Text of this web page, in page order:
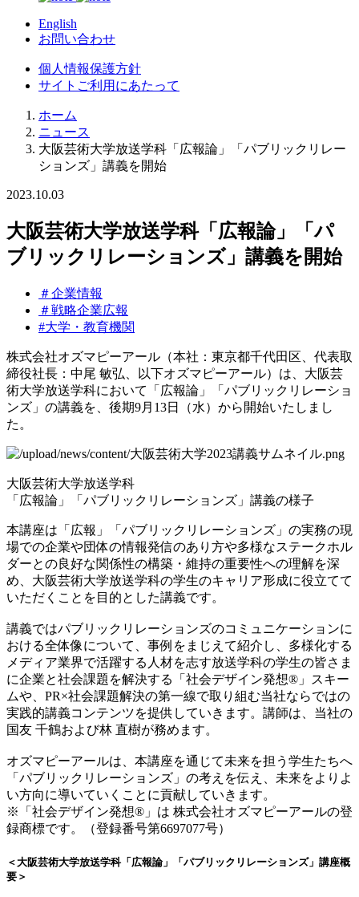
English
お問い合わせ
個人情報保護方針
サイトご利用にあたって
ホーム
ニュース
大阪芸術大学放送学科「広報論」「パブリックリレー
ションズ」講義を開始
2023.10.03
大阪芸術大学放送学科「広報論」「パ
ブリックリレーションズ」講義を開始
＃企業情報
＃戦略企業広報
#大学・教育機関
株式会社オズマピーアール（本社：東京都千代田区、代表取
締役社長：中尾 敏弘、以下オズマピーアール）は、大阪芸
術大学放送学科において「広報論」「パブリックリレーショ
ンズ」の講義を、後期9月13日（水）から開始いたしまし
た。
大阪芸術大学放送学科
「広報論」「パブリックリレーションズ」講義の様子
本講座は「広報」「パブリックリレーションズ」の実務の現
場での企業や団体の情報発信のあり方や多様なステークホル
ダーとの良好な関係性の構築・維持の重要性への理解を深
め、大阪芸術大学放送学科の学生のキャリア形成に役立てて
いただくことを目的とした講義です。
講義ではパブリックリレーションズのコミュニケーションに
おける全体像について、事例をまじえて紹介し、多様化する
メディア業界で活躍する人材を志す放送学科の学生の皆さま
に企業と社会課題を解決する「社会デザイン発想®」スキー
ムや、PR×社会課題解決の第一線で取り組む当社ならではの
実践的講義コンテンツを提供していきます。講師は、当社の
国友 千鶴および林 直樹が務めます。
オズマピーアールは、本講座を通じて未来を担う学生たちへ
「パブリックリレーションズ」の考えを伝え、未来をよりよ
い方向に導いていくことに貢献していきます。
※「社会デザイン発想®」は 株式会社オズマピーアールの登
録商標です。（登録番号第6697077号）
＜大阪芸術大学放送学科「広報論」「パブリックリレーションズ」講座概
要＞